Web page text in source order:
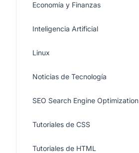
Economía y Finanzas
Inteligencia Artificial
Linux
Noticias de Tecnología
SEO Search Engine Optimization
Tutoriales de CSS
Tutoriales de HTML